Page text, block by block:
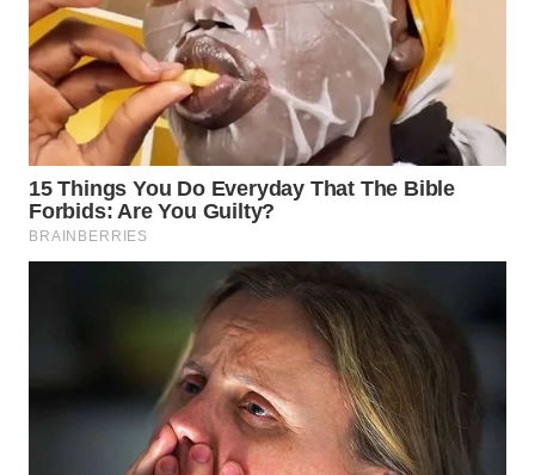
WN
MADURA
WN
SURABAYA
WN
NATUNA
MANDALIKA